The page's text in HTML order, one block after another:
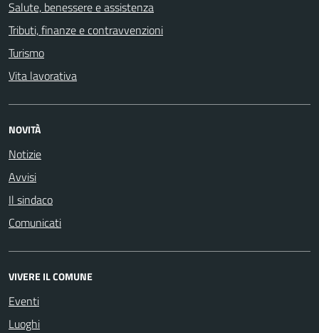
Salute, benessere e assistenza
Tributi, finanze e contravvenzioni
Turismo
Vita lavorativa
NOVITÀ
Notizie
Avvisi
Il sindaco
Comunicati
VIVERE IL COMUNE
Eventi
Luoghi